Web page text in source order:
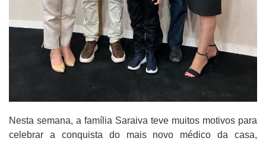
Nesta semana, a família Saraiva teve muitos motivos para
celebrar a conquista do mais novo médico da casa,